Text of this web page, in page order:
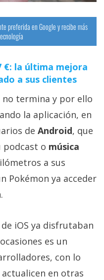
preferida en Google y recibe más
€: la última mejora
a sus clientes
no termina y por ello
la aplicación, en
de Android, que
podcast o música
a sus
Pokémon ya acceder
iOS ya disfrutaban
es un
con lo
en otras